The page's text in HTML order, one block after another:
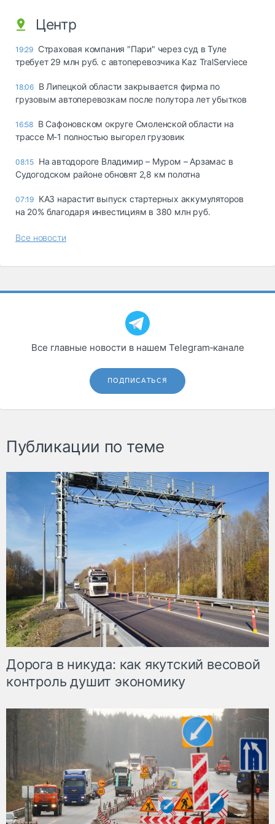
Центр
19:29 Страховая компания "Пари" через суд в Туле
требует 29 млн руб. с автоперевозчика Kaz TralServiece
18:06 В Липецкой области закрывается фирма по
грузовым автоперевозкам после полутора лет убытков
16:58 В Сафоновском округе Смоленской области на
трассе М-1 полностью выгорел грузовик
08:15 На автодороге Владимир – Муром – Арзамас в
Судогодском районе обновят 2,8 км полотна
07:19 КАЗ нарастит выпуск стартерных аккумуляторов
на 20% благодаря инвестициям в 380 млн руб.
Все новости
Все главные новости в нашем Telegram‑канале
ПОДПИСАТЬСЯ
Публикации по теме
Дорога в никуда: как якутский весовой
контроль душит экономику